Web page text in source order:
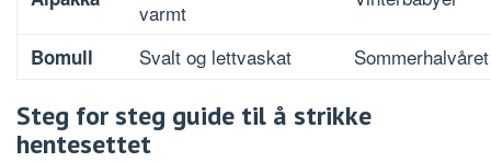
varmt
Bomull Svalt og lettvaskat Sommerhalvåret
Steg for steg guide til å strikke
hentesettet